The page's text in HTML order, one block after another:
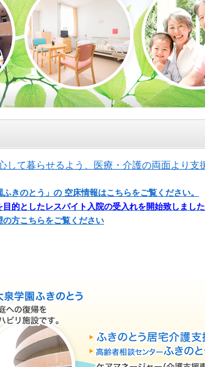
して暮らせるよう、医療・介護の両面より支
きのとう」の 空床情報はこちらをご覧ください。
的としたレスパイト入院の受入れを開始致しました
方こちらをご覧ください